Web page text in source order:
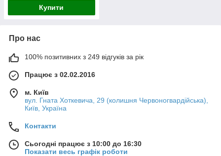
Купити
Про нас
100% позитивних з 249 відгуків за рік
Працює з 02.02.2016
м. Київ
вул. Гната Хоткевича, 29 (колишня Червоногвардійська),
Київ, Україна
Контакти
Сьогодні працює з 10:00 до 16:30
Показати весь графік роботи